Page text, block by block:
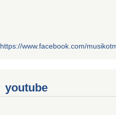
https://www.facebook.com/
youtube